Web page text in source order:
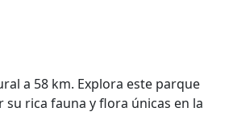
a 58 km. Explora este parque
rica fauna y flora únicas en la